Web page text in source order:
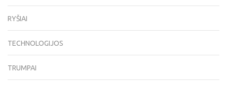
RYŠIAI
TECHNOLOGIJOS
TRUMPAI